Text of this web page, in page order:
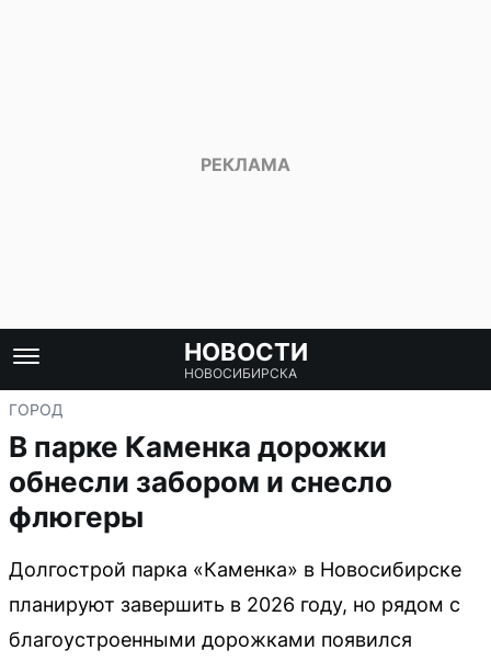
НОВОСТИ
НОВОСИБИРСКА
ГОРОД
В парке Каменка дорожки
обнесли забором и снесло
флюгеры
Долгострой парка «Каменка» в Новосибирске
планируют завершить в 2026 году, но рядом с
благоустроенными дорожками появился